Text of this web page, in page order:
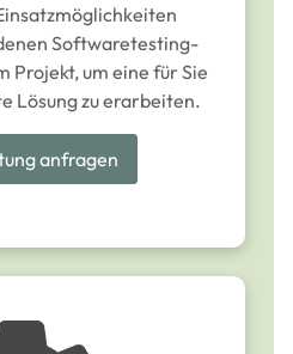
Softwaretesting-
Projekt, um eine für Sie
Lösung zu erarbeiten.
anfragen